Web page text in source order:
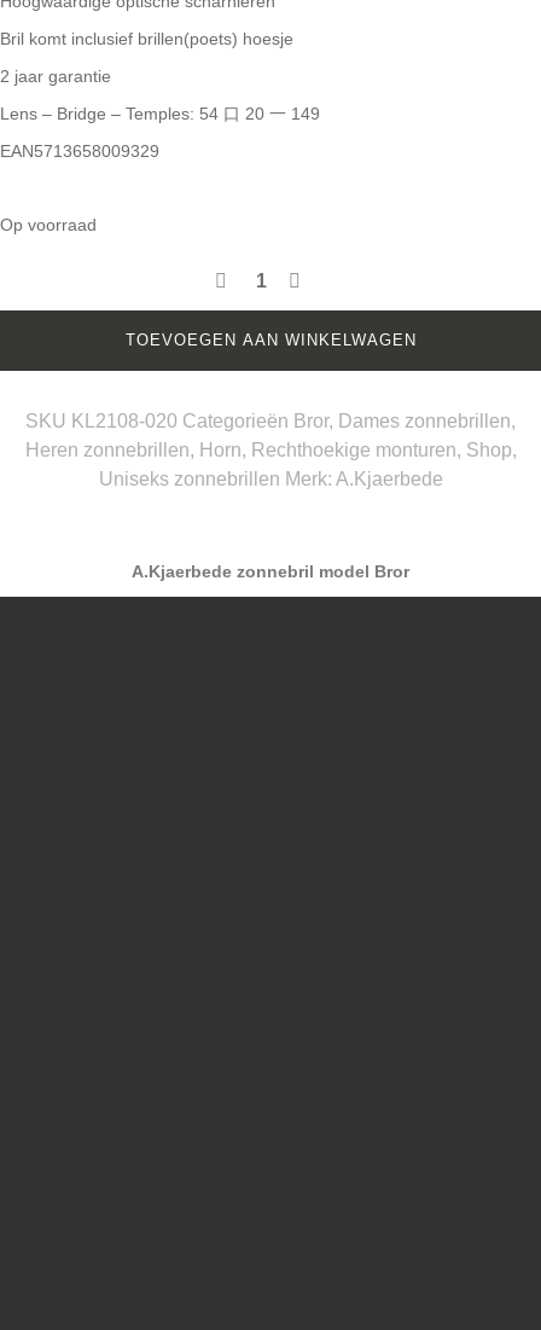
Bril komt inclusief brillen(poets) hoesje
2 jaar garantie
Lens – Bridge – Temples: 54 口 20 一 149
EAN5713658009329
Op voorraad
TOEVOEGEN AAN WINKELWAGEN
SKU KL2108-020 Categorieën Bror, Dames zonnebrillen,
Heren zonnebrillen, Horn, Rechthoekige monturen, Shop,
Uniseks zonnebrillen Merk: A.Kjaerbede
A.Kjaerbede zonnebril model Bror